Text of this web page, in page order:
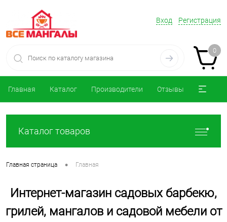
Вход Регистрация
0
Главная Каталог Производители Отзывы
Каталог товаров
Главная страница • Главная
Интернет-магазин садовых барбекю,
грилей, мангалов и садовой мебели от